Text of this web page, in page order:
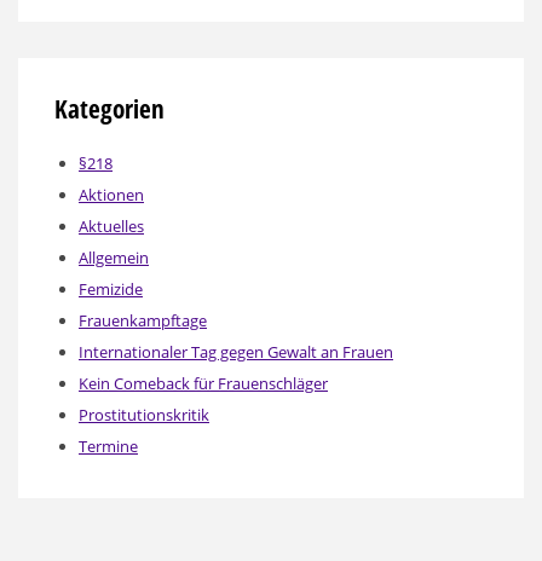
Kategorien
§218
Aktionen
Aktuelles
Allgemein
Femizide
Frauenkampftage
Internationaler Tag gegen Gewalt an Frauen
Kein Comeback für Frauenschläger
Prostitutionskritik
Termine